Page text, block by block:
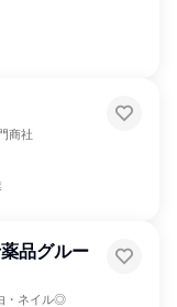
商社
品グルー
・ネイル◎